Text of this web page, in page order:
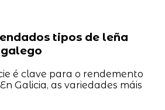
tipos de leña
é clave para o rendemento
Galicia, as variedades máis